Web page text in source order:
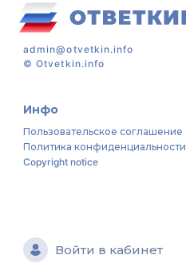
admin@otvetkin.info
©Otvetkin.info
Инфо
Пользовательское соглашение
Политика конфиденциальности
Copyright notice
Войти в кабинет